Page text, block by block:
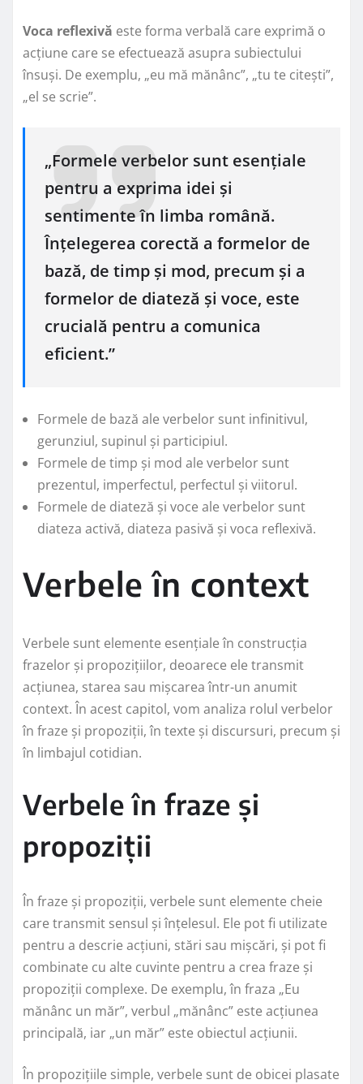
Voca reflexivă este forma verbală care exprimă o
acțiune care se efectuează asupra subiectului
însuși. De exemplu, „eu mă mănânc”, „tu te citești”,
„el se scrie”.
„Formele verbelor sunt esențiale
pentru a exprima idei și
sentimente în limba română.
Înțelegerea corectă a formelor de
bază, de timp și mod, precum și a
formelor de diateză și voce, este
crucială pentru a comunica
eficient.”
Formele de bază ale verbelor sunt infinitivul,
gerunziul, supinul și participiul.
Formele de timp și mod ale verbelor sunt
prezentul, imperfectul, perfectul și viitorul.
Formele de diateză și voce ale verbelor sunt
diateza activă, diateza pasivă și voca reflexivă.
Verbele în context
Verbele sunt elemente esențiale în construcția
frazelor și propozițiilor, deoarece ele transmit
acțiunea, starea sau mișcarea într-un anumit
context. În acest capitol, vom analiza rolul verbelor
în fraze și propoziții, în texte și discursuri, precum și
în limbajul cotidian.
Verbele în fraze și
propoziții
În fraze și propoziții, verbele sunt elemente cheie
care transmit sensul și înțelesul. Ele pot fi utilizate
pentru a descrie acțiuni, stări sau mișcări, și pot fi
combinate cu alte cuvinte pentru a crea fraze și
propoziții complexe. De exemplu, în fraza „Eu
mănânc un măr”, verbul „mănânc” este acțiunea
principală, iar „un măr” este obiectul acțiunii.
În propozițiile simple, verbele sunt de obicei plasate